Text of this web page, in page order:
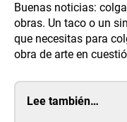
Buenas noticias:
obras. Un taco o un
que necesitas para
obra de arte en
Lee también…